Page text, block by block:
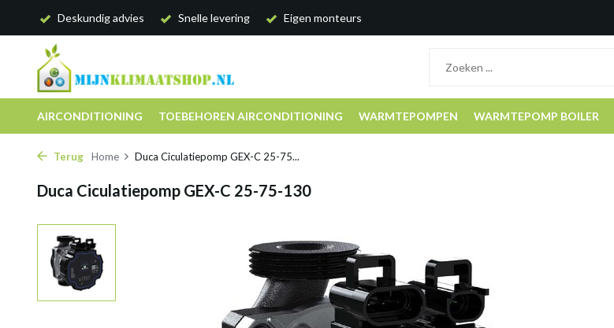
Deskundig advies Snelle levering Eigen monteurs
AIRCONDITIONING TOEBEHOREN AIRCONDITIONING WARMTEPOMPEN WARMTEPOMP BOILER
Terug Home Duca Ciculatiepomp GEX-C 25-75...
Duca Ciculatiepomp GEX-C 25-75-130